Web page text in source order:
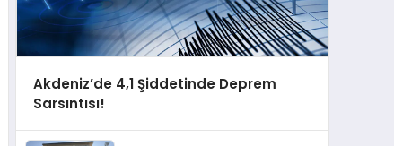
Akdeniz’de 4,1 Şiddetinde Deprem
Sarsıntısı!